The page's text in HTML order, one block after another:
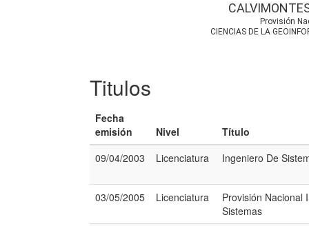
Provisión
CIENCIAS DE LA
Titulos
Fecha
emisión
Nivel
Título
09/04/2003
Licenciatura Ingeniero De
03/05/2005 Licenciatura
Provisión Nacional
Sistemas